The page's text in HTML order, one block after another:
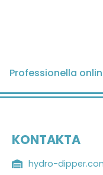
Professionella
KONTAKTA
hydro-